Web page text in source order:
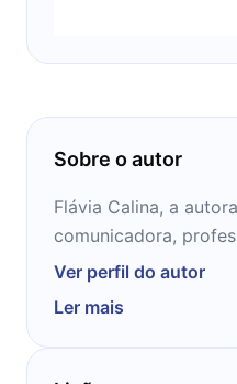
Sobre o autor
Flávia Calina, a
comunicadora,
de seguidores em
influencer e
relato que se
próximos 12 minutos,
Ver perfil do autor
Ler mais